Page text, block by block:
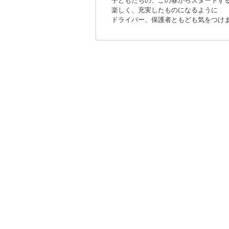
楽しく、充実したものになるように
ドライバー、保護者ともども気をつけ